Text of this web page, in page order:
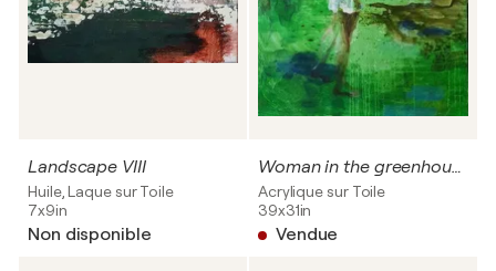
Landscape VIII
Huile, Laque sur Toile
7x9in
Non disponible
Woman in the greenhouse
Acrylique sur Toile
39x31in
Vendue